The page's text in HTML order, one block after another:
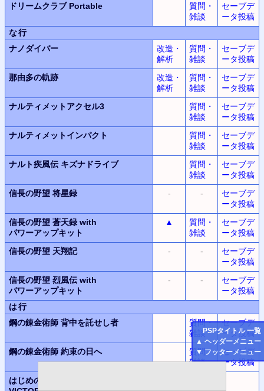
PSPタイトル 一覧
▲ ヘッダーメニュー
▼ フッターメニュー
ドリームクラブ Portable
質問・
雑談
セーブデ
ータ投稿
な行
ナノダイバー
改造・
解析
質問・
雑談
セーブデ
ータ投稿
那由多の軌跡
改造・
解析
質問・
雑談
セーブデ
ータ投稿
ナルティメットアクセル3
質問・
雑談
セーブデ
ータ投稿
ナルティメットインパクト
質問・
雑談
セーブデ
ータ投稿
ナルト疾風伝 キズナドライブ
質問・
雑談
セーブデ
ータ投稿
信長の野望 将星録 - -
セーブデ
ータ投稿
信長の野望 蒼天録 with
パワーアップキット
▲
質問・
雑談
セーブデ
ータ投稿
信長の野望 天翔記 - -
セーブデ
ータ投稿
信長の野望 烈風伝 with
パワーアップキット
- -
セーブデ
ータ投稿
は行
鋼の錬金術師 背中を託せし者
質問・
雑談
セーブデ
ータ投稿
鋼の錬金術師 約束の日へ
質問・
雑談
セーブデ
ータ投稿
はじめの一歩